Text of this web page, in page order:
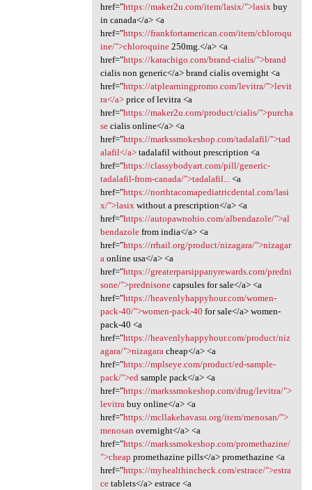
href="https://maker2u.com/item/lasix/">lasixbuy
in canada</a> <a
href="https://frankfortamerican.com/item/chloroqu
ine/">chloroquine250mg.</a> <a
href="https://karachigo.com/brand-cialis/">brand
cialis non generic</a> brand cialis overnight <a
href="https://atplearningpromo.com/levitra/">levit
ra</a>price of levitra <a
href="https://maker2u.com/product/cialis/">purcha
secialis online</a> <a
href="https://markssmokeshop.com/tadalafil/">tad
alafil</a>tadalafil without prescription <a
href="https://classybodyart.com/pill/generic-
tadalafil-from-canada/">tadalafil...<a
href="https://northtacomapediatricdental.com/lasi
x/">lasixwithout a prescription</a> <a
href="https://autopawnohio.com/albendazole/">al
bendazolefrom india</a> <a
href="https://rrhail.org/product/nizagara/">nizagar
aonline usa</a> <a
href="https://greaterparsippanyrewards.com/predni
sone/">prednisonecapsules for sale</a> <a
href="https://heavenlyhappyhour.com/women-
pack-40/">women-pack-40 for sale</a> women-
pack-40 <a
href="https://heavenlyhappyhour.com/product/niz
agara/">nizagaracheap</a> <a
href="https://mplseye.com/product/ed-sample-
pack/">edsample pack</a> <a
href="https://markssmokeshop.com/drug/levitra/">
levitrabuy online</a> <a
href="https://mcllakehavasu.org/item/menosan/">
menosan overnight</a> <a
href="https://markssmokeshop.com/promethazine/
">cheap promethazine pills</a> promethazine <a
href="https://myhealthincheck.com/estrace/">estra
cetablets</a> estrace <a